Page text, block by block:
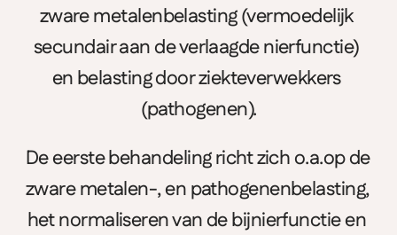
zware metalenbelasting (vermoedelijk
secundair aan de verlaagde nierfunctie)
en belasting door ziekteverwekkers
(pathogenen).
De eerste behandeling richt zich o.a.op de
zware metalen-, en pathogenenbelasting,
het normaliseren van de bijnierfunctie en